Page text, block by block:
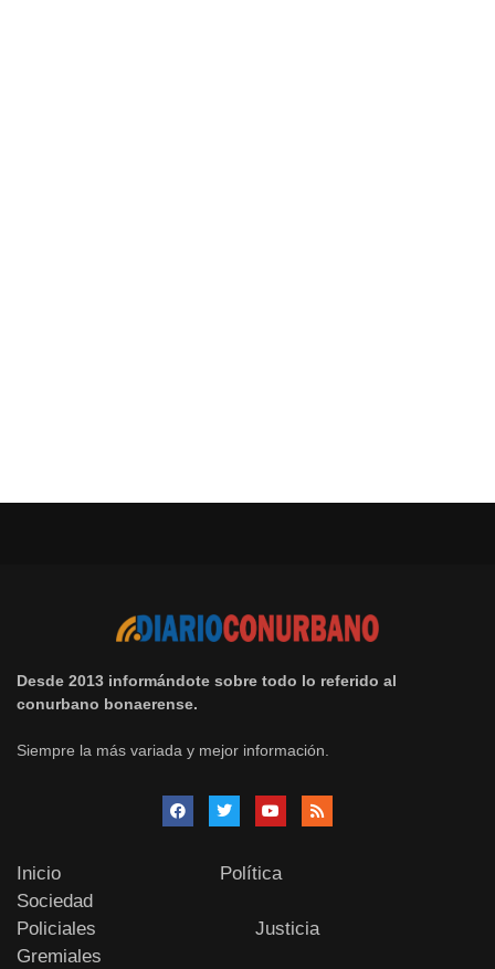
Desde 2013 informándote sobre todo lo referido al
conurbano bonaerense.
Siempre la más variada y mejor información.
Inicio
Política
Sociedad
Policiales
Justicia
Gremiales